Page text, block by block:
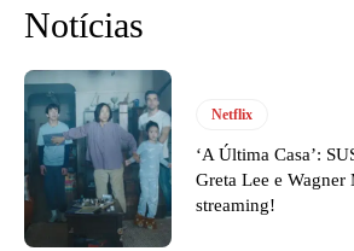
Notícias
Netflix
‘A Última Casa’:
Greta Lee e Wagner
streaming!